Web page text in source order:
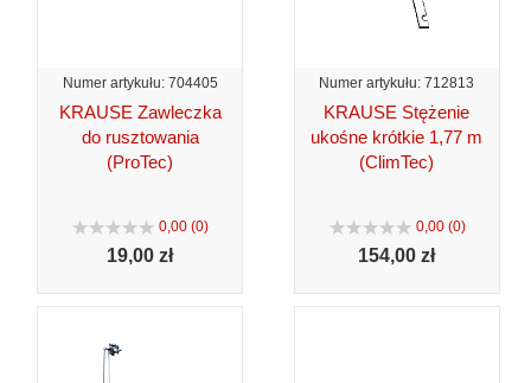
Numer artykułu: 704405
KRAUSE Zawleczka
do rusztowania
(ProTec)
0,00 (0)
19,00 zł
Numer artykułu: 712813
KRAUSE Stężenie
ukośne krótkie 1,77 m
(ClimTec)
0,00 (0)
154,00 zł